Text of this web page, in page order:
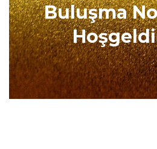
Buluşma